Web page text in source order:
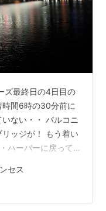
ズ最終日の4日目の
時間6時の30分前に
ない・・ バルコニ
ッジが！ もう着い
ハーバーに戻って
素敵です。
にはオペラハウス
めの荷物の整理を
セス